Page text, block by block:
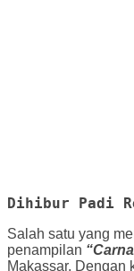
Dihibur Padi
Salah satu yang
penampilan
Makassar. Dengan